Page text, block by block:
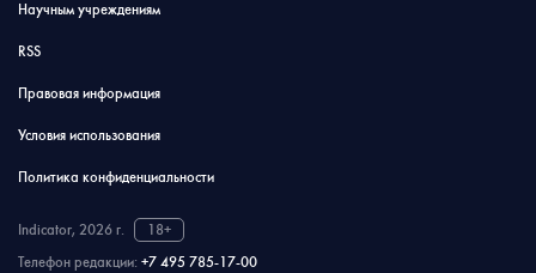
Научным учреждениям
RSS
Правовая информация
Условия использования
Политика конфиденциальности
Indicator, 2026 г.
18+
Телефон редакции: +7 495 785-17-00